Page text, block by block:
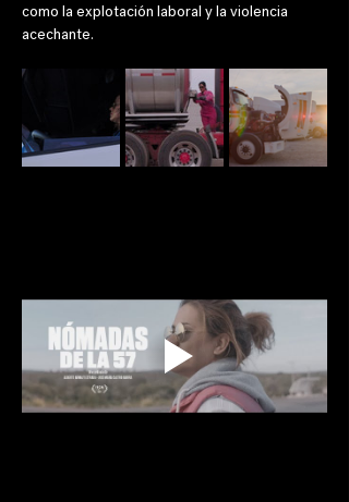
como la explotación laboral y la violencia
acechante.